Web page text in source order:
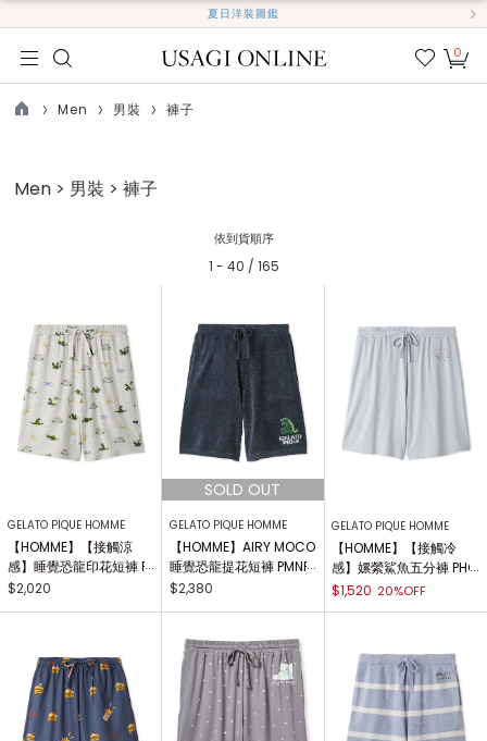
夏日洋裝圖鑑
我的
0
Men 男裝 褲子
Men > 男裝 > 褲子
依到貨順序
1 - 40 / 165
GELATO PIQUE HOMME
【HOMME】【接觸涼
感】睡覺恐龍印花短褲 P
MCP262948
$2,020
GELATO PIQUE HOMME
【HOMME】AIRY MOCO
睡覺恐龍提花短褲 PMNP
262918
$2,380
GELATO PIQUE HOMME
【HOMME】【接觸冷
感】嫘縈鯊魚五分褲 PHC
P262914
$1,520 20%OFF